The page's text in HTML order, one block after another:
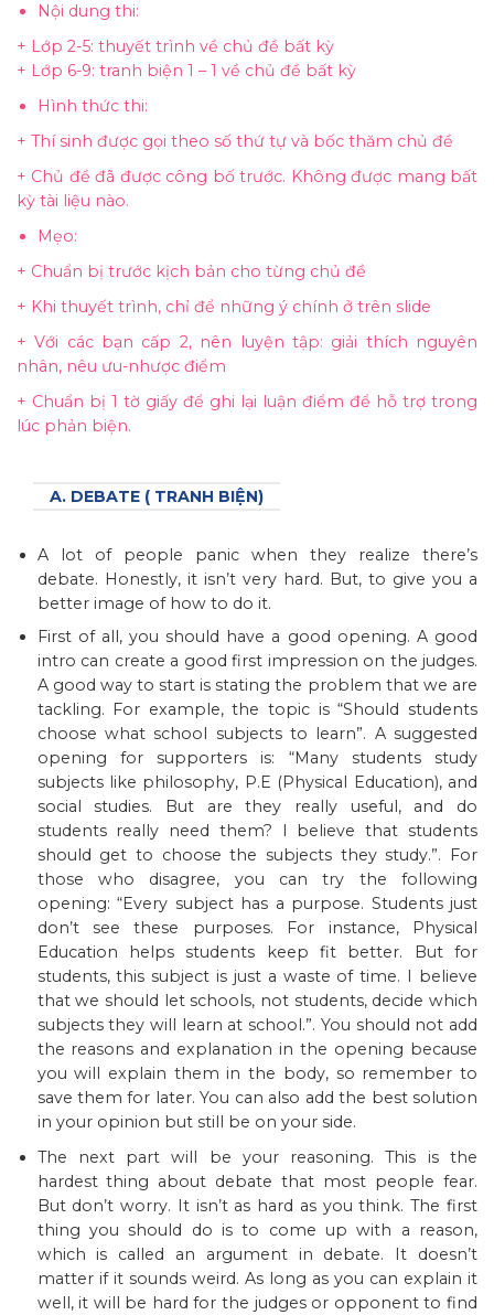
Nội dung thi:
+ Lớp 2-5: thuyết trình về chủ đề bất kỳ
+ Lớp 6-9: tranh biện 1 – 1 về chủ đề bất kỳ
Hình thức thi:
+ Thí sinh được gọi theo số thứ tự và bốc thăm chủ đề
+ Chủ đề đã được công bố trước. Không được mang bất
kỳ tài liệu nào.
Mẹo:
+ Chuẩn bị trước kịch bản cho từng chủ đề
+ Khi thuyết trình, chỉ để những ý chính ở trên slide
+ Với các bạn cấp 2, nên luyện tập: giải thích nguyên
nhân, nêu ưu-nhược điểm
+ Chuẩn bị 1 tờ giấy để ghi lại luận điểm để hỗ trợ trong
lúc phản biện.
A. DEBATE ( TRANH BIỆN)
A lot of people panic when they realize there’s
debate. Honestly, it isn’t very hard. But, to give you a
better image of how to do it.
First of all, you should have a good opening. A good
intro can create a good first impression on the judges.
A good way to start is stating the problem that we are
tackling. For example, the topic is “Should students
choose what school subjects to learn”. A suggested
opening for supporters is: “Many students study
subjects like philosophy, P.E (Physical Education), and
social studies. But are they really useful, and do
students really need them? I believe that students
should get to choose the subjects they study.”. For
those who disagree, you can try the following
opening: “Every subject has a purpose. Students just
don’t see these purposes. For instance, Physical
Education helps students keep fit better. But for
students, this subject is just a waste of time. I believe
that we should let schools, not students, decide which
subjects they will learn at school.”. You should not add
the reasons and explanation in the opening because
you will explain them in the body, so remember to
save them for later. You can also add the best solution
in your opinion but still be on your side.
The next part will be your reasoning. This is the
hardest thing about debate that most people fear.
But don’t worry. It isn’t as hard as you think. The first
thing you should do is to come up with a reason,
which is called an argument in debate. It doesn’t
matter if it sounds weird. As long as you can explain it
well, it will be hard for the judges or opponent to find